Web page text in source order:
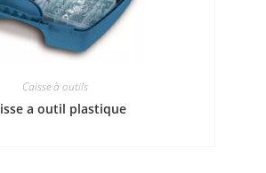
Caisse à outils
a outil plastique